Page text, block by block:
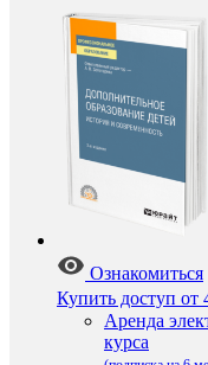
Ознакомиться
Купить доступ от
Аренда
курса